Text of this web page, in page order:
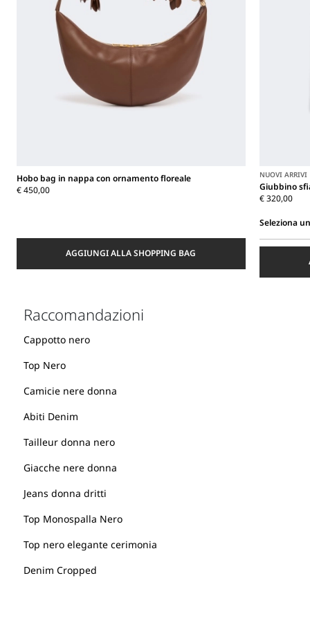
Hobo bag in nappa con ornamento floreale
€ 450,00
AGGIUNGI ALLA SHOPPING BAG
NUOVI ARRIVI
Giubbino
€ 320,00
Seleziona
Raccomandazioni
Cappotto nero
Top Nero
Camicie nere donna
Abiti Denim
Tailleur donna nero
Giacche nere donna
Jeans donna dritti
Top Monospalla Nero
Top nero elegante cerimonia
Denim Cropped